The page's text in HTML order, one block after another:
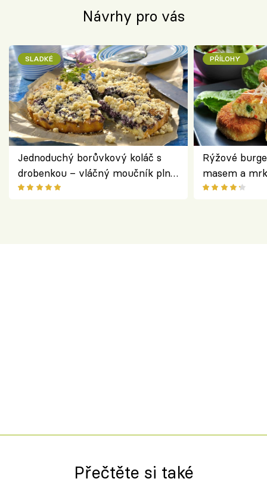
Návrhy pro vás
SLADKÉ
Jednoduchý borůvkový koláč s
drobenkou – vláčný moučník plný
ovoce
PŘÍLOHY
Rýžové
masem a
salátem –
Přečtěte si také